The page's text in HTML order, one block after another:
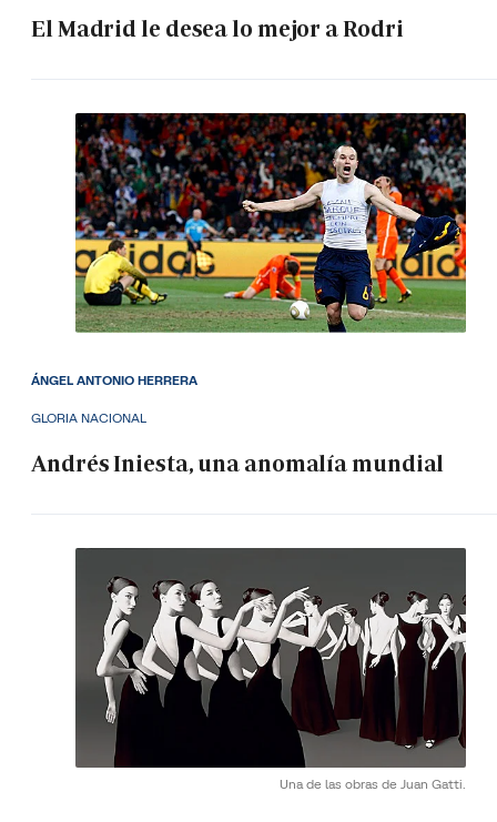
El Madrid le desea lo mejor a Rodri
GLORIA NACIONAL
Andrés Iniesta, una anomalía mundial
ÁNGEL ANTONIO HERRERA
Una de las obras de Juan Gatti.